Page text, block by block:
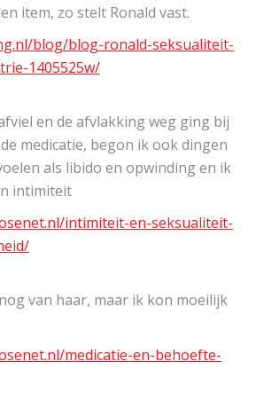
item, zo stelt Ronald vast.
blog/blog-ronald-seksualiteit-
1405525w/
en de afvlakking weg ging bij
medicatie, begon ik ook dingen
als libido en opwinding en ik
intimiteit
intimiteit-en-seksualiteit-
van haar, maar ik kon moeilijk
medicatie-en-behoefte-